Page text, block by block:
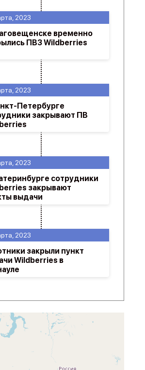
2023
закрыли пункт
Wildberries в
2023
сотрудники
закрывают
выдачи
2023
Петербурге
закрывают ПВ
2023
временно
ПВЗ Wildberries